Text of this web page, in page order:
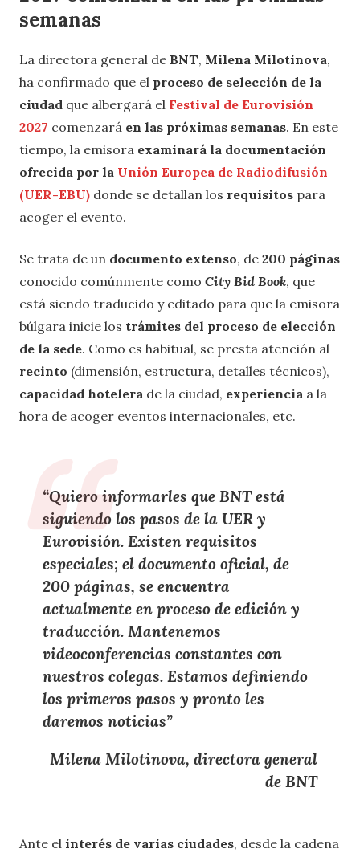
semanas
La directora general de BNT, Milena Milotinova,
ha confirmado que el proceso de selección de la
ciudad que albergará el Festival de Eurovisión
2027 comenzará en las próximas semanas. En este
tiempo, la emisora examinará la documentación
ofrecida por la Unión Europea de Radiodifusión
(UER-EBU) donde se detallan los requisitos para
acoger el evento.
Se trata de un documento extenso, de 200 páginas
conocido comúnmente como City Bid Book, que
está siendo traducido y editado para que la emisora
búlgara inicie los trámites del proceso de elección
de la sede. Como es habitual, se presta atención al
recinto (dimensión, estructura, detalles técnicos),
capacidad hotelera de la ciudad, experiencia a la
hora de acoger eventos internacionales, etc.
“Quiero informarles que BNT está
siguiendo los pasos de la UER y
Eurovisión. Existen requisitos
especiales; el documento oficial, de
200 páginas, se encuentra
actualmente en proceso de edición y
traducción. Mantenemos
videoconferencias constantes con
nuestros colegas. Estamos definiendo
los primeros pasos y pronto les
daremos noticias”
Milena Milotinova, directora general
de BNT
Ante el interés de varias ciudades, desde la cadena